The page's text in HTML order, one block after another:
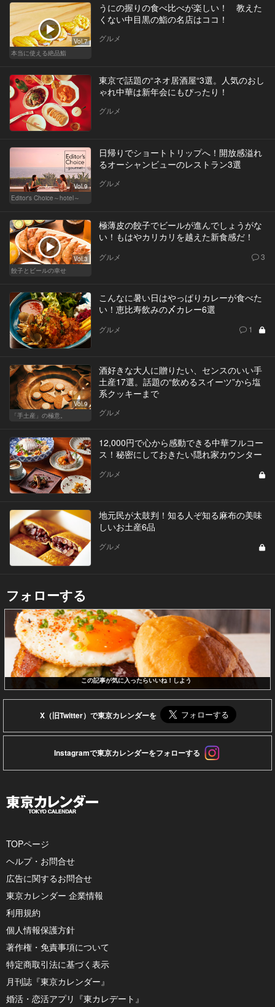
Vol.7
本当に使える絶品鮨
うにの握りの食べ比べが楽しい！ 教えた
くない中目黒の鮨の名店はココ！
グルメ
東京で話題の“ネオ居酒屋“3選。人気のおし
ゃれ中華は新年会にもぴったり！
グルメ
Vol.9
Editor's Choice～hotel～
日帰りでショートトリップへ！開放感溢れ
るオーシャンビューのレストラン3選
グルメ
Vol.3
餃子とビールの幸せ
極薄皮の餃子でビールが進んでしょうがな
い！もはやカリカリを越えた新食感だ！
グルメ 3
こんなに暑い日はやっぱりカレーが食べた
い！恵比寿飲みの〆カレー6選
グルメ 1
Vol.9
「手土産」の極意。
酒好きな大人に贈りたい、センスのいい手
土産17選。話題の“飲めるスイーツ”から塩
系クッキーまで
グルメ
12,000円で心から感動できる中華フルコー
ス！秘密にしておきたい隠れ家カウンター
グルメ
地元民が太鼓判！知る人ぞ知る麻布の美味
しいお土産6品
グルメ
フォローする
この記事が気に入ったらいいね！しよう
X（旧Twitter）で東京カレンダーを
Instagramで東京カレンダーをフォローする
TOPページ
ヘルプ・お問合せ
広告に関するお問合せ
東京カレンダー 企業情報
利用規約
個人情報保護方針
著作権・免責事項について
特定商取引法に基づく表示
月刊誌『東京カレンダー』
婚活・恋活アプリ『東カレデート』